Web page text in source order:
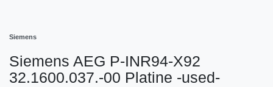
Siemens
Siemens AEG P-INR94-X92
32.1600.037.-00 Platine -used-